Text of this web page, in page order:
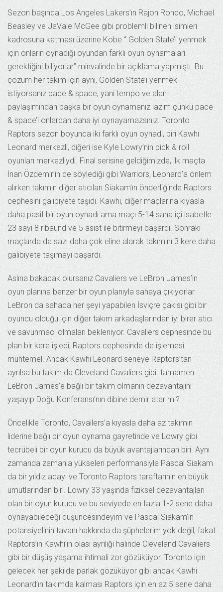
Sezon başında Los Angeles Lakers’ın Rajon Rondo, Michael
Beasley ve JaVale McGee gibi problemli bilinen isimleri
kadrosuna katması üzerine Kobe “ Golden State’i yenmek
için onların oynadığı oyundan farklı oyun oynamaları
gerektiğini biliyorlar” minvalinde bir açıklama yapmıştı. Bu
çözüm her takım için aynı, Golden State’i yenmek
istiyorsanız pace & space, yani tempo ve alan
paylaşımından başka bir oyun oynamanız lazım çünkü pace
& space’i onlardan daha iyi oynayamazsınız. Toronto
Raptors sezon boyunca iki farklı oyun oynadı, biri Kawhi
Leonard merkezli, diğeri ise Kyle Lowry’nin pick & roll
oyunları merkezliydi. Final serisine geldiğimizde, ilk maçta
İnan Özdemir’in de söylediği gibi Warriors, Leonard’a önlem
alırken takımın diğer atıcıları Siakam’ın önderliğinde Raptors
cephesini galibiyete taşıdı. Kawhi, diğer maçlarına kıyasla
daha pasif bir oyun oynadı ama maçı 5-14 saha içi isabetle
23 sayı 8 ribaund ve 5 asist ile bitirmeyi başardı. Sonraki
maçlarda da sazı daha çok eline alarak takımını 3 kere daha
galibiyete taşımayı başardı.
Aslına bakacak olursanız Cavaliers ve LeBron James’in
oyun planına benzer bir oyun planıyla sahaya çıkıyorlar.
LeBron da sahada her şeyi yapabilen İsviçre çakısı gibi bir
oyuncu olduğu için diğer takım arkadaşlarından iyi birer atıcı
ve savunmacı olmaları bekleniyor. Cavaliers cephesinde bu
plan bir kere işledi, Raptors cephesinde de işlemesi
muhtemel. Ancak Kawhi Leonard seneye Raptors’tan
ayrılsa bu takım da Cleveland Cavaliers gibi tamamen
LeBron James’e bağlı bir takım olmanın dezavantajını
yaşayıp Doğu Konferansı’nın dibine demir atar mı?
Öncelikle Toronto, Cavailers’a kıyasla daha az takımın
liderine bağlı bir oyun oynama gayretinde ve Lowry gibi
tecrübeli bir oyun kurucu da büyük avantajlarından biri. Aynı
zamanda zamanla yükselen performansıyla Pascal Siakam
da bir yıldız adayı ve Toronto Raptors taraftarının en büyük
umutlarından biri. Lowry 33 yaşında fiziksel dezavantajları
olan bir oyun kurucu ve bu seviyede en fazla 1-2 sene daha
oynayabileceği düşüncesindeyim ve Pascal Siakam’ın
potansiyelinin tavanı hakkında da şüphelerim yok değil, fakat
Raptors’ın Kawhi’ın olası ayrılığı halinde Cleveland Cavaliers
gibi bir düşüş yaşama ihtimali zor gözüküyor. Toronto için
gelecek her şekilde parlak gözüküyor gibi ancak Kawhi
Leonard’ın takımda kalması Raptors için en az 5 sene daha